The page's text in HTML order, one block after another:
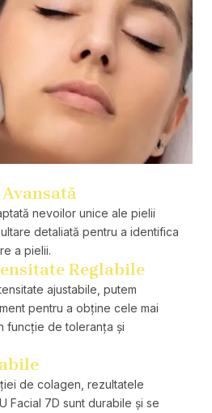
nevoilor unice ale pielii
detaliată pentru a identifica
a pielii.
Reglabile
ajustabile, putem
pentru a obține cele mai
funcție de toleranța și
de colagen, rezultatele
Facial 7D sunt durabile și se